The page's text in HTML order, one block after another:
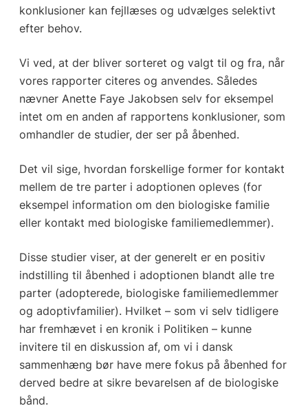
konklusioner kan fejllæses og udvælges selektivt
efter behov.
Vi ved, at der bliver sorteret og valgt til og fra, når
vores rapporter citeres og anvendes. Således
nævner Anette Faye Jakobsen selv for eksempel
intet om en anden af rapportens konklusioner, som
omhandler de studier, der ser på åbenhed.
Det vil sige, hvordan forskellige former for kontakt
mellem de tre parter i adoptionen opleves (for
eksempel information om den biologiske familie
eller kontakt med biologiske familiemedlemmer).
Disse studier viser, at der generelt er en positiv
indstilling til åbenhed i adoptionen blandt alle tre
parter (adopterede, biologiske familiemedlemmer
og adoptivfamilier). Hvilket – som vi selv tidligere
har fremhævet i en kronik i Politiken – kunne
invitere til en diskussion af, om vi i dansk
sammenhæng bør have mere fokus på åbenhed for
derved bedre at sikre bevarelsen af de biologiske
bånd.